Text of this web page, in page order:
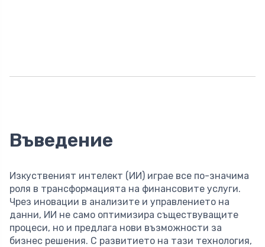
Въведение
Изкуственият интелект (ИИ) играе все по-значима
роля в трансформацията на финансовите услуги.
Чрез иновации в анализите и управлението на
данни, ИИ не само оптимизира съществуващите
процеси, но и предлага нови възможности за
бизнес решения. С развитието на тази технология,